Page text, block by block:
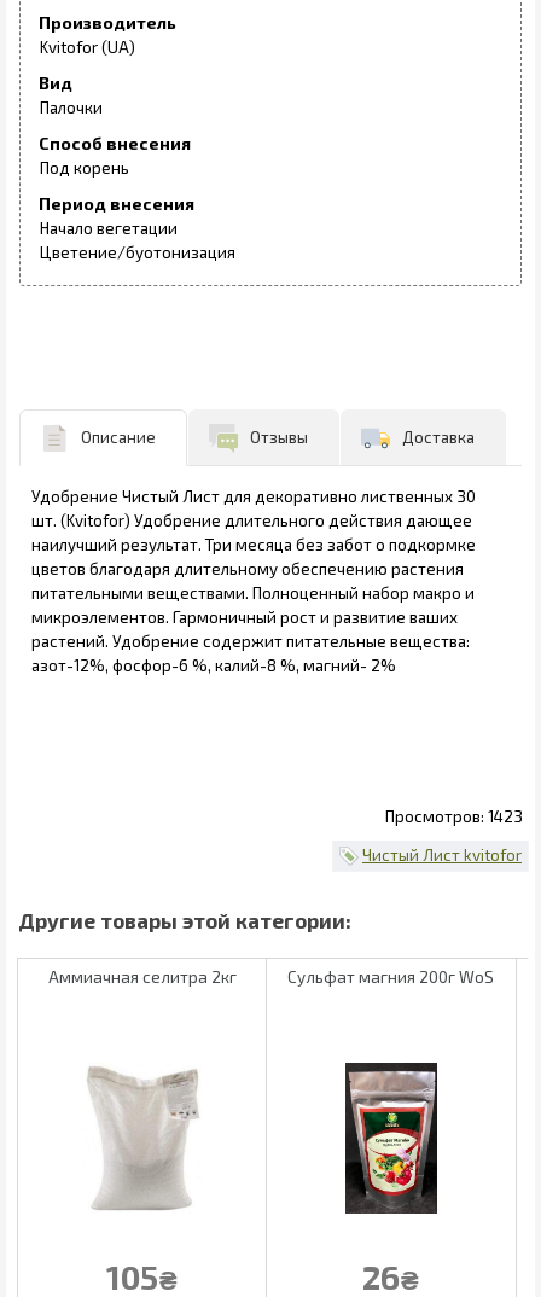
Производитель
Kvitofor (UA)
Вид
Палочки
Способ внесения
Под корень
Период внесения
Начало вегетации
Цветение/буотонизация
Описание Отзывы Доставка
Удобрение Чистый Лист для декоративно лиственных 30
шт. (Kvitofor) Удобрение длительного действия дающее
наилучший результат. Три месяца без забот о подкормке
цветов благодаря длительному обеспечению растения
питательными веществами. Полноценный набор макро и
микроэлементов. Гармоничный рост и развитие ваших
растений. Удобрение содержит питательные вещества:
азот-12%, фосфор-6 %, калий-8 %, магний- 2%
1423
Чистый Лист kvitofor
Аммиачная селитра 2кг
105₴
Сульфат магния 200г WoS
26₴